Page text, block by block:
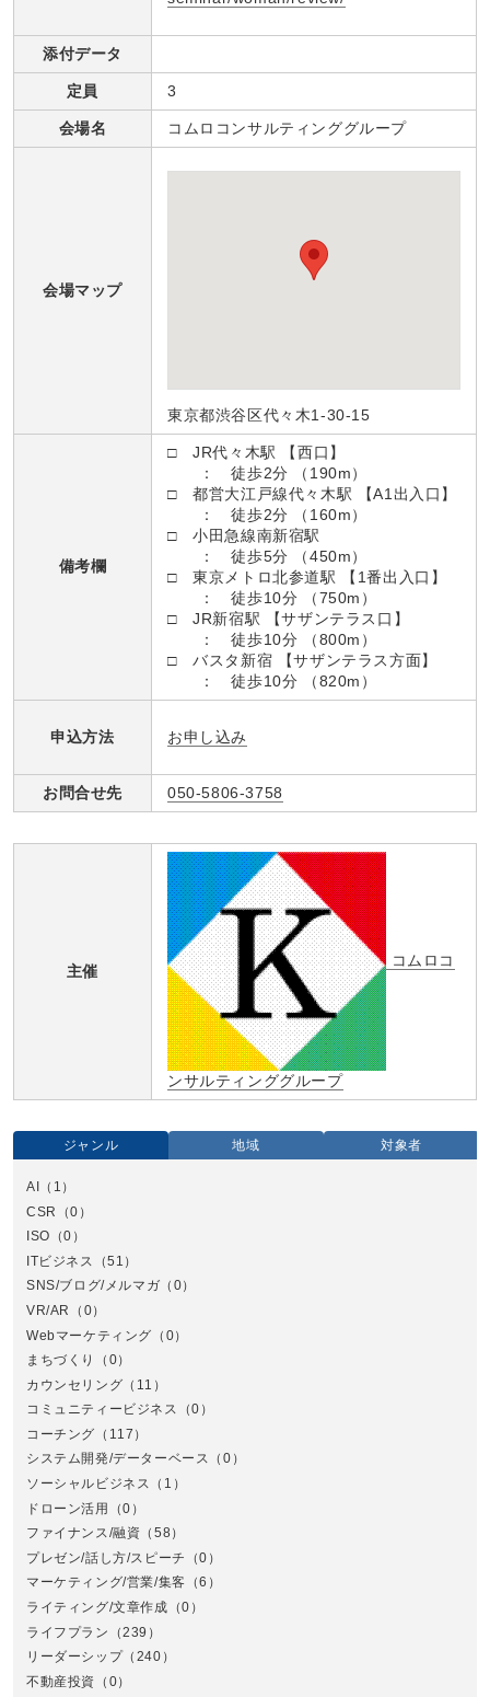
添付データ
定員 3
会場名 コムロコンサルティンググループ
会場マップ
東京都渋谷区代々木1-30-15
備考欄
□ JR代々木駅 【西口】
： 徒歩2分 （190m）
□ 都営大江戸線代々木駅 【A1出入口】
： 徒歩2分 （160m）
□ 小田急線南新宿駅
： 徒歩5分 （450m）
□ 東京メトロ北参道駅 【1番出入口】
： 徒歩10分 （750m）
□ JR新宿駅 【サザンテラス口】
： 徒歩10分 （800m）
□ バスタ新宿 【サザンテラス方面】
： 徒歩10分 （820m）
申込方法 お申し込み
お問合せ先 050-5806-3758
主催
コムロコ
ンサルティンググループ
ジャンル 地域 対象者
AI
（1）
CSR
（0）
ISO （0）
ITビジネス
（51）
SNS/ブログ/メルマガ （0）
VR/AR
（0）
Webマーケティング （0）
まちづくり
（0）
カウンセリング （11）
コミュニティービジネス
（0）
コーチング （117）
システム開発/データーベース （0）
ソーシャルビジネス （1）
ドローン活用
（0）
ファイナンス/融資 （58）
プレゼン/話し方/スピーチ
（0）
マーケティング/営業/集客 （6）
ライティング/文章作成 （0）
ライフプラン
（239）
リーダーシップ（240）
不動産投資 （0）